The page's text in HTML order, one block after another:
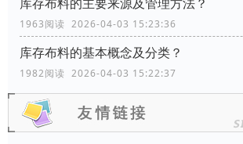
1963阅读 2026-04-03 15:23:36
库存布料的基本概念及分类？
1982阅读 2026-04-03 15:22:37